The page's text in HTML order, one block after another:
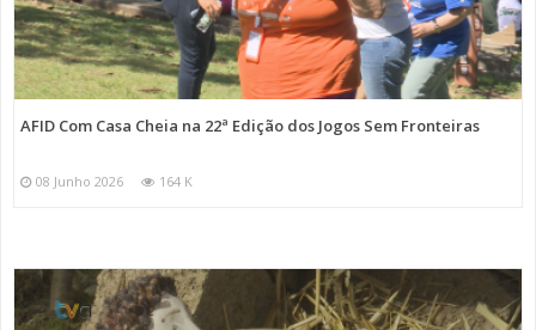
AFID Com Casa Cheia na 22ª Edição dos Jogos Sem Fronteiras
08 Junho 2026 164 K